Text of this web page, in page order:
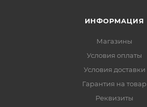
ИНФОРМАЦИЯ
Магазины
Условия оплаты
Условия доставки
Гарантия на товар
Реквизиты